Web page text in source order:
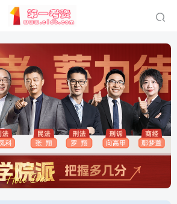
重要通知：因网站调整，现已经关闭手机号登录，请手机注册用户及时添加客服微信（微信号：dykz180），客服会协助将登陆方式更改为邮箱登录！
重要通知：因网站调整，现已经关闭手机号登录，请手机注册用户及时添加客服微信（微信号：dykz180），客服会协助将登陆方式更改为邮箱登录！